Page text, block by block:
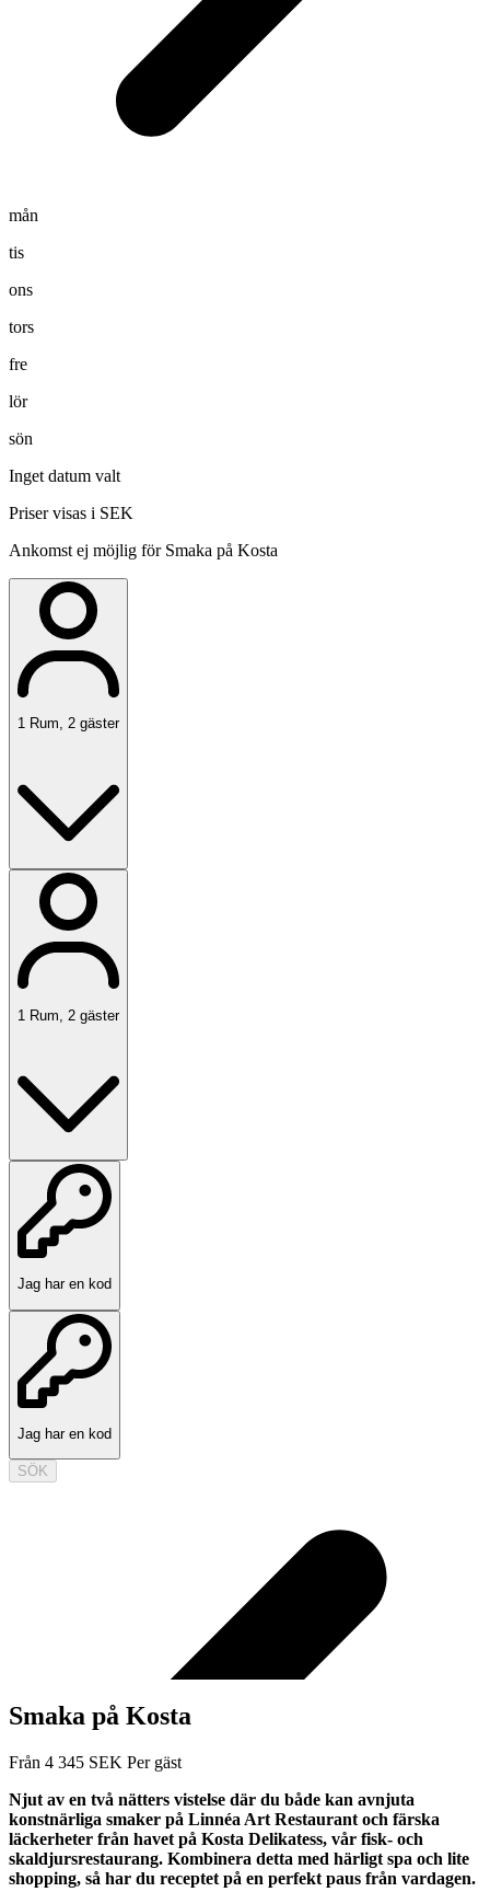
mån
tis
ons
tors
fre
lör
sön
Inget datum valt
Priser visas i SEK
Ankomst ej möjlig för Smaka på Kosta
1 Rum, 2 gäster
1 Rum 2 gäster
Jag har en kod
Jag har en kod
SÖK
Smaka på Kosta
Från 4 345 SEK Per gäst
Njut av en två nätters vistelse där du både kan avnjuta
konstnärliga smaker på Linnéa Art Restaurant och färska
läckerheter från havet på Kosta Delikatess, vår fisk- och
skaldjursrestaurang. Kombinera detta med härligt spa och lite
shopping, så har du receptet på en perfekt paus från vardagen.